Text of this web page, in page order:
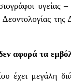
υγείας
αφορά τα
έχει μεγάλη